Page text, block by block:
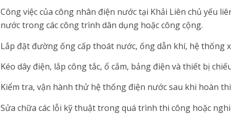
Công việc của công nhân điện nước tại Khải Liên chủ yếu
nước trong các công trình dân dụng hoặc công cộng.
Lắp đặt đường ống cấp thoát nước, ống dẫn khí, hệ thống
Kéo dây điện, lắp công tắc, ổ cắm, bảng điện và thiết bị
Kiểm tra, vận hành thử hệ thống điện nước sau khi hoàn
Sửa chữa các lỗi kỹ thuật trong quá trình thi công hoặc